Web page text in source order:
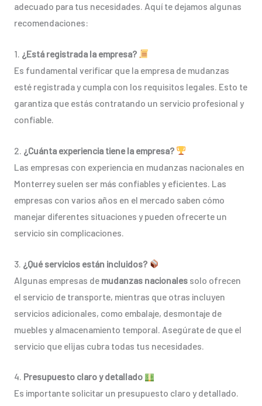
adecuado para tus necesidades. Aquí te dejamos algunas
recomendaciones:
1. ¿Está registrada la empresa?
Es fundamental verificar que la empresa de mudanzas
esté registrada y cumpla con los requisitos legales. Esto te
garantiza que estás contratando un servicio profesional y
confiable.
2. ¿Cuánta experiencia tiene la empresa?
Las empresas con experiencia en mudanzas nacionales en
Monterrey suelen ser más confiables y eficientes. Las
empresas con varios años en el mercado saben cómo
manejar diferentes situaciones y pueden ofrecerte un
servicio sin complicaciones.
3. ¿Qué servicios están incluidos?
Algunas empresas de mudanzas nacionalessolo ofrecen
el servicio de transporte, mientras que otras incluyen
servicios adicionales, como embalaje, desmontaje de
muebles y almacenamiento temporal. Asegúrate de que el
servicio que elijas cubra todas tus necesidades.
4. Presupuesto claro y detallado
Es importante solicitar un presupuesto claro y detallado.